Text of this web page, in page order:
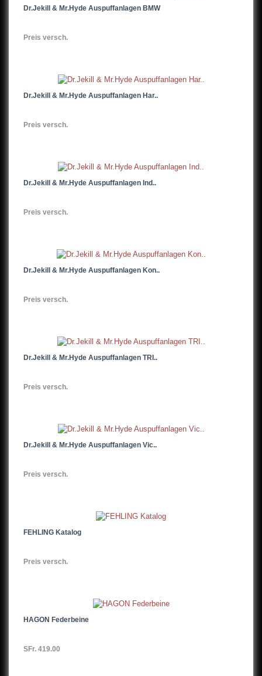
Dr.Jekill & Mr.Hyde Auspuffanlagen BMW
Preis versch.
Dr.Jekill & Mr.Hyde Auspuffanlagen Har..
Preis versch.
Dr.Jekill & Mr.Hyde Auspuffanlagen Ind..
Preis versch.
Dr.Jekill & Mr.Hyde Auspuffanlagen Kon..
Preis versch.
Dr.Jekill & Mr.Hyde Auspuffanlagen TRI..
Preis versch.
Dr.Jekill & Mr.Hyde Auspuffanlagen Vic..
Preis versch.
FEHLING Katalog
Preis versch.
HAGON Federbeine
SFr. 419.00